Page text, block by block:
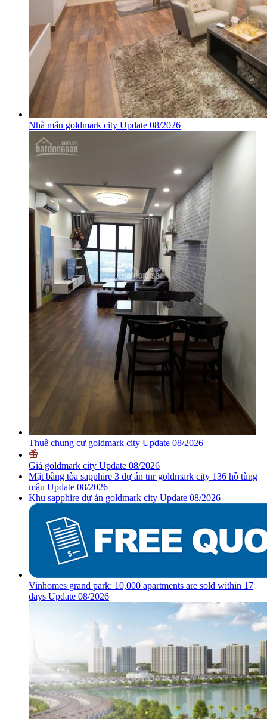
Nhà mẫu goldmark city Update 08/2026
Thuê chung cư goldmark city Update 08/2026
Giá goldmark city Update 08/2026
Mặt bằng tòa sapphire 3 dự án tnr goldmark city 136 hồ tùng
mậu Update 08/2026
Khu sapphire dự án goldmark city Update 08/2026
Vinhomes grand park: 10,000 apartments are sold within 17
days Update 08/2026